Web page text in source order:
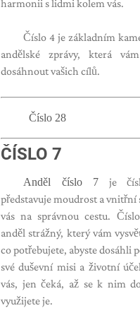
harmonii s lidmi kolem vás.
Číslo 4 je základním
andělské zprávy, která
dosáhnout vašich cílů.
Číslo 28
ČÍSLO 7
Anděl číslo 7 je
představuje moudrost a vnitřní
vás na správnou cestu.
anděl strážný, který vám
co potřebujete, abyste dosáhli
své duševní misi a životní
vás, jen čeká, až se k nim
využijete je.